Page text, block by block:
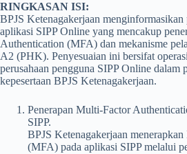
RINGKASAN ISI:
BPJS Ketenagakerjaan menginformasikan
aplikasi SIPP Online yang mencakup
Authentication (MFA) dan mekanisme
A2 (PHK). Penyesuaian ini bersifat
perusahaan pengguna SIPP Online dalam
kepesertaan BPJS Ketenagakerjaan.
Penerapan Multi-Factor
SIPP.
BPJS Ketenagakerjaan
(MFA) pada aplikasi SIPP melalui